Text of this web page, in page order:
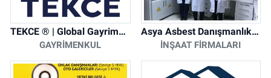
TEKCE ® | Global Gayrimenkul Şirketi
GAYRIMENKUL
Asya Asbest Danışmanlık - Asbest Söküm ve Asbest Raporu
İNŞAAT FIRMALARI